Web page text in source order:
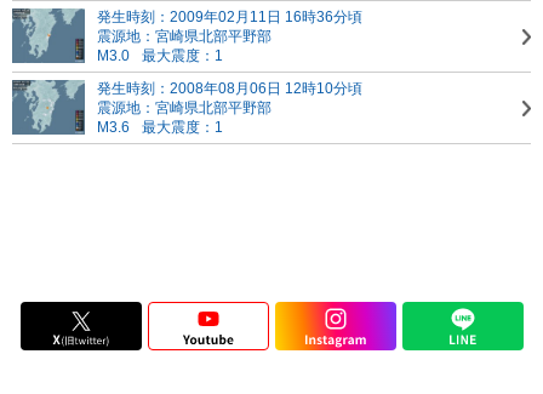
発生時刻：2009年02月11日 16時36分頃
震源地：宮崎県北部平野部
M3.0
最大震度：1
発生時刻：2008年08月06日 12時10分頃
震源地：宮崎県北部平野部
M3.6
最大震度：1